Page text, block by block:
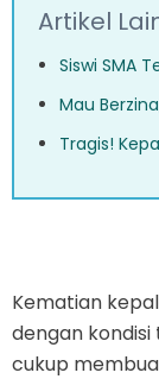
Artikel
Siswi SMA
Mau
Tragis!
Kematian
dengan
cukup